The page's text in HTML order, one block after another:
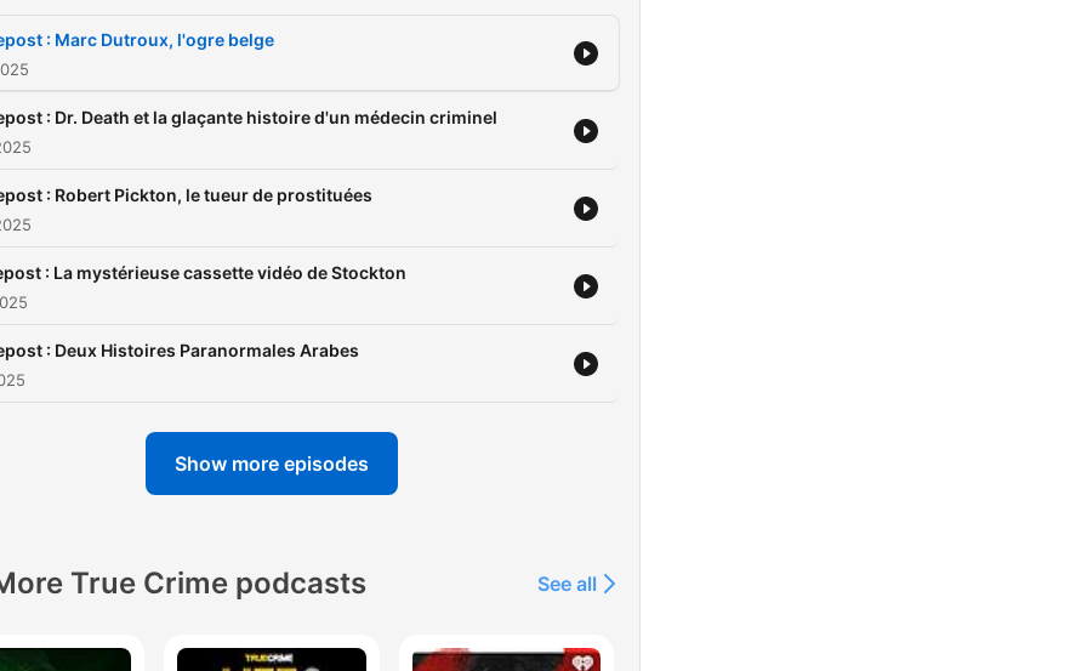
: Marc Dutroux, l'ogre belge
: Dr. Death et la glaçante histoire d'un médecin criminel
: Robert Pickton, le tueur de prostituées
: La mystérieuse cassette vidéo de Stockton
: Deux Histoires Paranormales Arabes
Show more episodes
True Crime podcasts See all